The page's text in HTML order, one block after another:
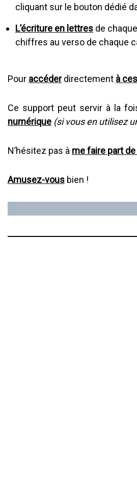
cliquant sur le bouton dédié
L’écriture en lettres de
chiffres au verso de chaque
Pour accéderdirectement à
Ce support peut servir à la
numérique (si vous en utilisez
N’hésitez pas à me faire part
Amusez-vous bien !